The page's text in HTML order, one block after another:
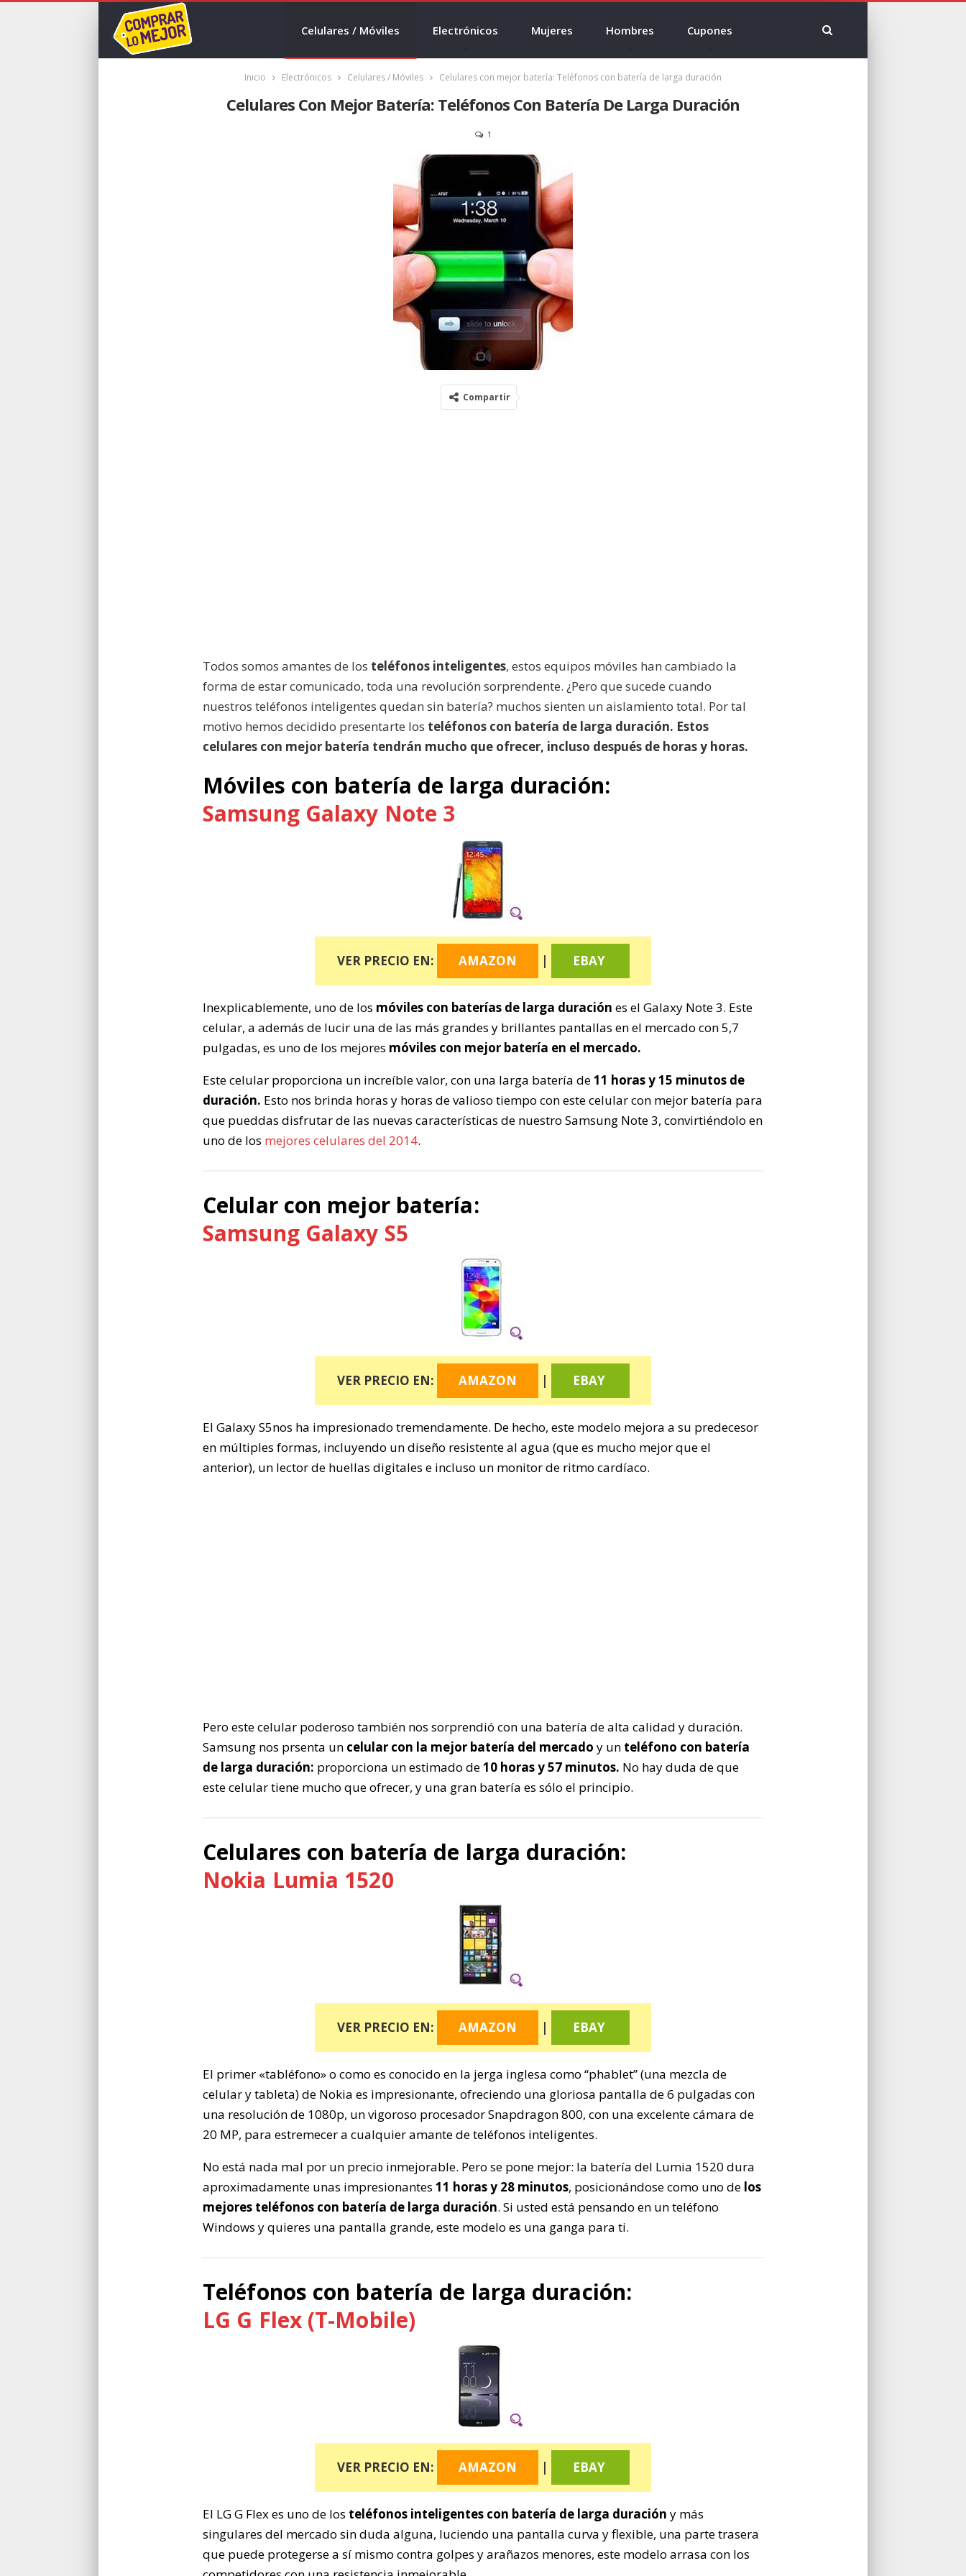
Celulares / Móviles Electrónicos Mujeres Hombres Cupones
Inicio Electrónicos Celulares / Móviles Celulares con mejor batería: Teléfonos con batería de larga duración
Celulares Con Mejor Batería: Teléfonos Con Batería De Larga Duración
1
Compartir
Todos somos amantes de los teléfonos inteligentes, estos equipos móviles han cambiado la
forma de estar comunicado, toda una revolución sorprendente. ¿Pero que sucede cuando
nuestros teléfonos inteligentes quedan sin batería? muchos sienten un aislamiento total. Por tal
motivo hemos decidido presentarte los teléfonos con batería de larga duración. Estos
celulares con mejor batería tendrán mucho que ofrecer, incluso después de horas y horas.
Móviles con batería de larga duración:
Samsung Galaxy Note 3
VER PRECIO EN: AMAZON | EBAY
Inexplicablemente, uno de los móviles con baterías de larga duración es el Galaxy Note 3. Este
celular, a además de lucir una de las más grandes y brillantes pantallas en el mercado con 5,7
pulgadas, es uno de los mejores móviles con mejor batería en el mercado.
Este celular proporciona un increíble valor, con una larga batería de11 horas y 15 minutos de
duración. Esto nos brinda horas y horas de valioso tiempo con este celular con mejor batería para
que pueddas disfrutar de las nuevas características de nuestro Samsung Note 3, convirtiéndolo en
uno de los mejores celulares del 2014.
Celular con mejor batería:
Samsung Galaxy S5
VER PRECIO EN: AMAZON | EBAY
El Galaxy S5nos ha impresionado tremendamente. De hecho, este modelo mejora a su predecesor
en múltiples formas, incluyendo un diseño resistente al agua (que es mucho mejor que el
anterior), un lector de huellas digitales e incluso un monitor de ritmo cardíaco.
Pero este celular poderoso también nos sorprendió con una batería de alta calidad y duración.
Samsung nos prsenta un celular con la mejor batería del mercado y un teléfono con batería
de larga duración: proporciona un estimado de10 horas y 57 minutos. No hay duda de que
este celular tiene mucho que ofrecer, y una gran batería es sólo el principio.
Celulares con batería de larga duración:
Nokia Lumia 1520
VER PRECIO EN: AMAZON | EBAY
El primer «tabléfono» o como es conocido en la jerga inglesa como “phablet” (una mezcla de
celular y tableta) de Nokia es impresionante, ofreciendo una gloriosa pantalla de 6 pulgadas con
una resolución de 1080p, un vigoroso procesador Snapdragon 800, con una excelente cámara de
20 MP, para estremecer a cualquier amante de teléfonos inteligentes.
No está nada mal por un precio inmejorable. Pero se pone mejor: la batería del Lumia 1520 dura
aproximadamente unas impresionantes 11 horas y 28 minutos, posicionándose como uno de los
mejores teléfonos con batería de larga duración. Si usted está pensando en un teléfono
Windows y quieres una pantalla grande, este modelo es una ganga para ti.
Teléfonos con batería de larga duración:
LG G Flex (T-Mobile)
VER PRECIO EN: AMAZON | EBAY
El LG G Flex es uno de los teléfonos inteligentes con batería de larga duración y más
singulares del mercado sin duda alguna, luciendo una pantalla curva y flexible, una parte trasera
que puede protegerse a sí mismo contra golpes y arañazos menores, este modelo arrasa con los